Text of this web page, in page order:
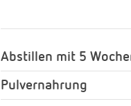
Abstillen mit 5
Pulvernahrung